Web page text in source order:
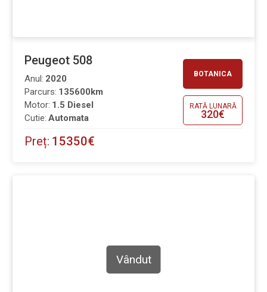
BOTANICA
RATĂ LUNARĂ
320€
Peugeot 508
Parcurs: 135600km
Anul: 2020
Motor: 1.5 Diesel
Cutie: Automata
Preț: 15350€
Vândut